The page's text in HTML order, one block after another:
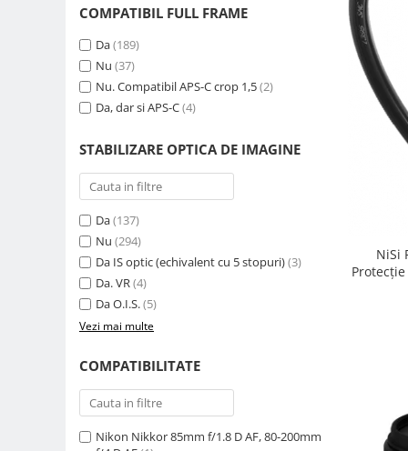
Genti Holster TopLoader
Genti, Troller Video
Rucsacuri Foto
Tocuri si huse protectie aparate
Hamuri si Centuri foto
Curele Aparat - Umar
Genti Laptop si iPad
Hand Strap / Grip
Accesorii genti si trollere
Video / Camere si accesorii
Camere video profesionale
Camere Video Cinematice
COMPATIBIL FULL FRAME
Da(189)
Nu (37)
Nu. Compatibil APS-C crop 1,5(2)
Da, dar si APS-C(4)
STABILIZARE OPTICA DE IMAGINE
Da(137)
Nu (294)
Da IS optic (echivalent cu 5 stopuri)(3)
Da. VR(4)
Da O.I.S.(5)
Vezi mai multe
COMPATIBILITATE
Nikon Nikkor 85mm f/1.8 D AF, 80-200mm
NiSi